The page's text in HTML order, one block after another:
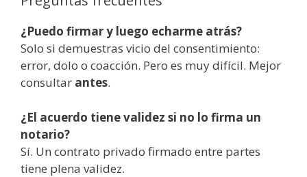
¿Puedo firmar y luego echarme atrás?
Solo si demuestras vicio del consentimiento:
error, dolo o coacción. Pero es muy difícil. Mejor
consultar antes.
¿El acuerdo tiene validez si no lo firma un
notario?
Sí. Un contrato privado firmado entre partes
tiene plena validez.